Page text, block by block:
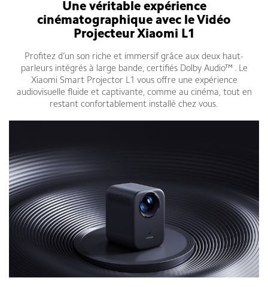
Une véritable expérience
cinématographique avec le Vidéo
Projecteur Xiaomi L1
Profitez d’un son riche et immersif grâce aux deux haut-
parleurs intégrés à large bande, certifiés Dolby Audio™ . Le
Xiaomi Smart Projector L1 vous offre une expérience
audiovisuelle fluide et captivante, comme au cinéma, tout en
restant confortablement installé chez vous.